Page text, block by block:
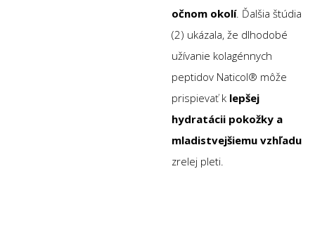
očnom okolí. Ďalšia štúdia
(2) ukázala, že dlhodobé
užívanie kolagénnych
peptidov Naticol® môže
prispievať k lepšej
hydratácii pokožky a
mladistvejšiemu vzhľadu
zrelej pleti.